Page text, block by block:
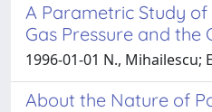
A Parametric Study
Gas Pressure and
1996-01-01 N., Mihailescu;
About the Nature of